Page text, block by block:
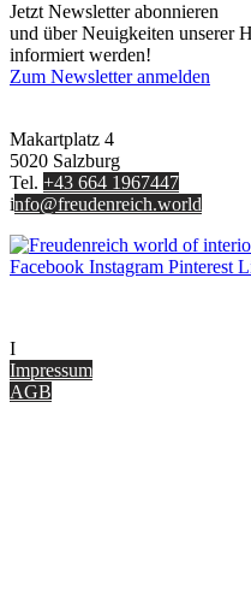
Jetzt Newsletter abonnieren
und über Neuigkeiten unserer
informiert werden!
Zum Newsletter anmelden
Makartplatz 4
5020 Salzburg
Tel. +43 664 1967447
info@freudenreich.world
Facebook Instagram Pinterest
I
Impressum
AGB